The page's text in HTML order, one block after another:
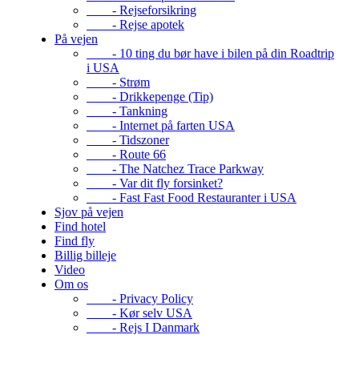
- Rejseforsikring
- Rejse apotek
På vejen
- 10 ting du bør have i bilen på din Roadtrip
i USA
- Strøm
- Drikkepenge (Tip)
- Tankning
- Internet på farten USA
- Tidszoner
- Route 66
- The Natchez Trace Parkway
- Var dit fly forsinket?
- Fast Fast Food Restauranter i USA
Sjov på vejen
Find hotel
Find fly
Billig billeje
Video
Om os
- Privacy Policy
- Kør selv USA
- Rejs I Danmark